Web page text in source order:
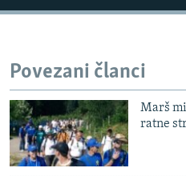
Povezani članci
Marš
ratne